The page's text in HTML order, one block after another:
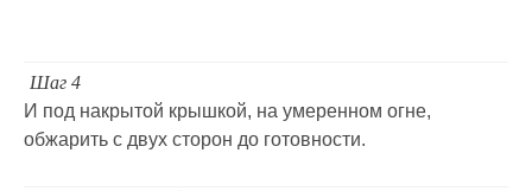
Шаг 4
И под накрытой крышкой, на умеренном огне,
обжарить с двух сторон до готовности.